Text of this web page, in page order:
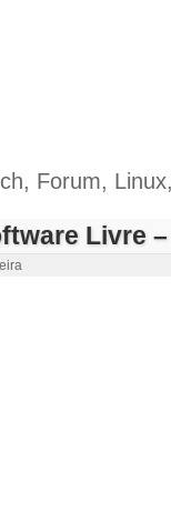
, Forum, Linux
Livre